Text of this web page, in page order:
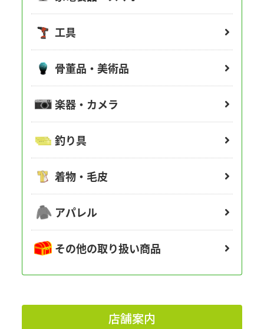
工具
骨董品・美術品
楽器・カメラ
釣り具
着物・毛皮
アパレル
その他の取り扱い商品
店舗案内